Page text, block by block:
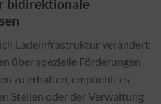
bidirektionale
Ladeinfrastruktur verändert
über spezielle Förderungen
zu erhalten, empfiehlt es
Stellen oder der Verwaltung